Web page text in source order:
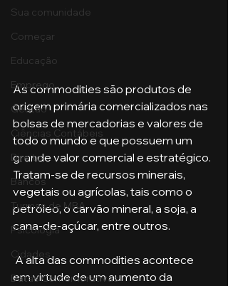
Sua comunidade
Começar
Educação
Emprego
Gestão
Ciências Contábeis
Direito
Bancos
Turmas de MBA
Psicologia
Cidades
Datas Comemorativas
As commodities são produtos de
origem primária comercializados nas
bolsas de mercadorias e valores de
todo o mundo e que possuem um
grande valor comercial e estratégico.
Tratam-se de recursos minerais,
vegetais ou agrícolas, tais como o
petróleo, o carvão mineral, a soja, a
cana-de-açúcar, entre outros.
A alta das commodities acontece
em virtude de um aumento da